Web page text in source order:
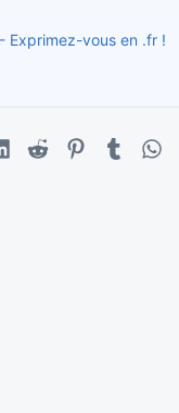
Exprimez-vous en .fr !
RedditPinterestTumblr